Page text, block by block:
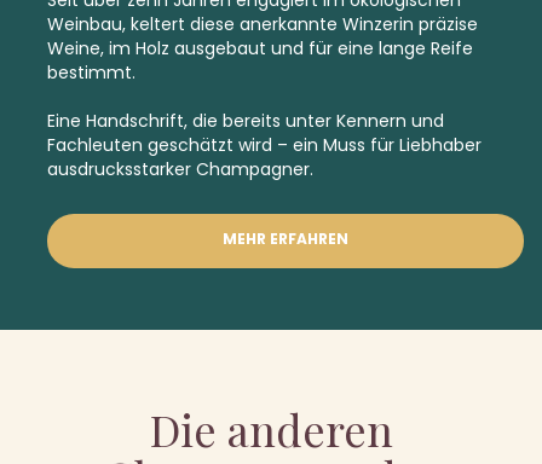
Weinbau, keltert diese anerkannte Winzerin präzise
Weine, im Holz ausgebaut und für eine lange Reife
bestimmt.
Eine Handschrift, die bereits unter Kennern und
Fachleuten geschätzt wird – ein Muss für Liebhaber
ausdrucksstarker Champagner.
MEHR ERFAHREN
Die anderen